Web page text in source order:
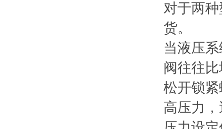
对于两
货。
当液压
阀往往
松开锁
高压力